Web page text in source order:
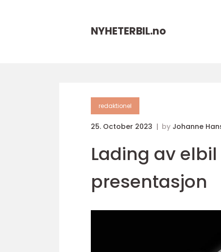
NYHETERBIL.no
redaktionel
25. October 2023 by Johanne
Lading av
presentasjon